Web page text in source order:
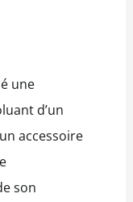
une
d’un
accessoire
son